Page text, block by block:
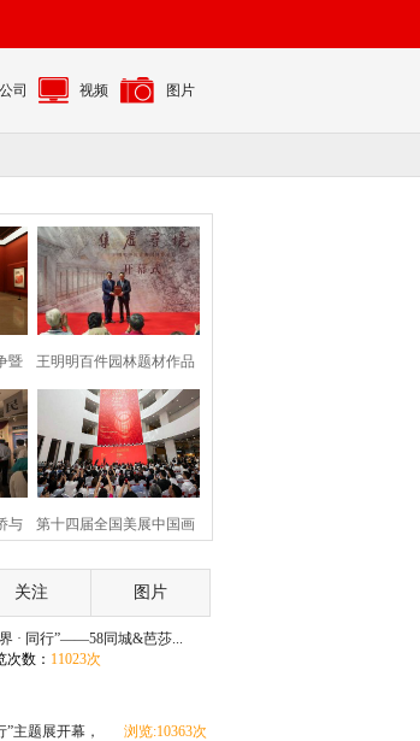
公司 视频 图片
暨 王明明百件园林题材作品
亮相国家大剧
与 第十四届全国美展中国画
关注 图片
· 同行”——58同城&芭莎...
次数： 11023次
”主题展开幕，
浏览:10363次